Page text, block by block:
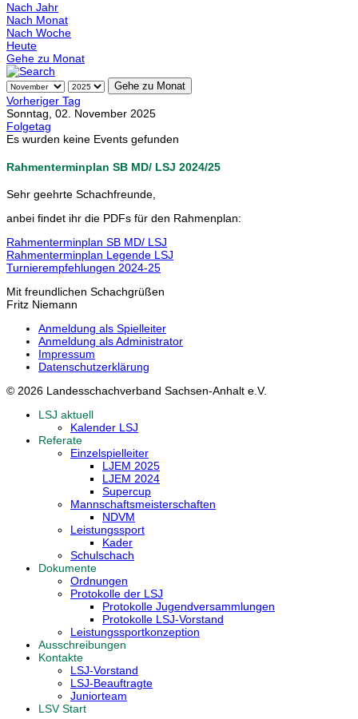
Nach Jahr
Nach Monat
Nach Woche
Heute
Gehe zu Monat
Gehe zu Monat
Vorheriger Tag
Sonntag, 02. November 2025
Folgetag
Es wurden keine Events gefunden
Rahmenterminplan SB MD/ LSJ 2024/25
Sehr geehrte Schachfreunde,
anbei findet ihr die PDFs für den Rahmenplan:
Rahmenterminplan SB MD/ LSJ
Rahmenterminplan Legende LSJ
Turnierempfehlungen 2024-25
Mit freundlichen Schachgrüßen
Fritz Niemann
Anmeldung als Spielleiter
Anmeldung als Administrator
Impressum
Datenschutzerklärung
© 2026 Landesschachverband Sachsen-Anhalt e.V.
LSJ aktuell
Kalender LSJ
Referate
Einzelspielleiter
LJEM 2025
LJEM 2024
Supercup
Mannschaftsmeisterschaften
NDVM
Leistungssport
Kader
Schulschach
Dokumente
Ordnungen
Protokolle der LSJ
Protokolle Jugendversammlungen
Protokolle LSJ-Vorstand
Leistungssportkonzeption
Ausschreibungen
Kontakte
LSJ-Vorstand
LSJ-Beauftragte
Juniorteam
LSV Start